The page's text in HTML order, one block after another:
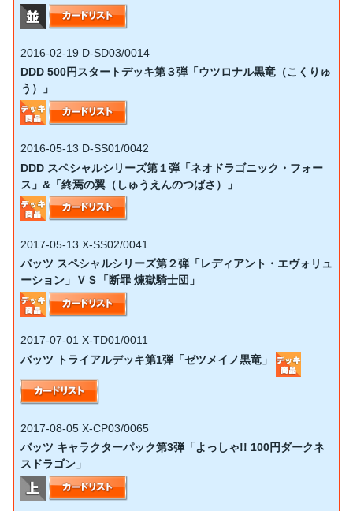
2016-02-19 D-SD03/0014
DDD 500円スタートデッキ第３弾「ウツロナル黒竜（こくりゅ
う）」
2016-05-13 D-SS01/0042
DDD スペシャルシリーズ第１弾「ネオドラゴニック・フォー
ス」&「終焉の翼（しゅうえんのつばさ）」
2017-05-13 X-SS02/0041
バッツ スペシャルシリーズ第２弾「レディアント・エヴォリュ
ーション」ＶＳ「断罪 煉獄騎士団」
2017-07-01 X-TD01/0011
バッツ トライアルデッキ第1弾「ゼツメイノ黒竜」
2017-08-05 X-CP03/0065
バッツ キャラクターパック第3弾「よっしゃ!! 100円ダークネ
スドラゴン」